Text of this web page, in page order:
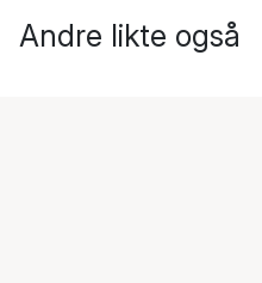
Andre likte også